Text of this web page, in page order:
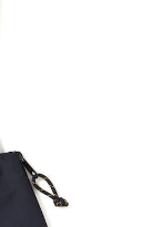
#MOVIE